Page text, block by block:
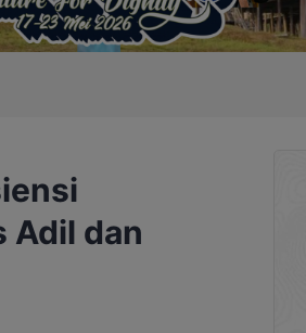
Adil dan